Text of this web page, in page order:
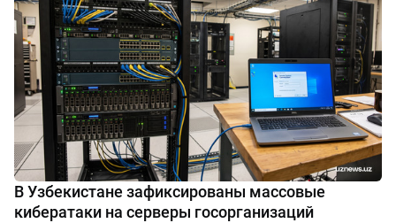
В Узбекистане зафиксированы массовые
кибератаки на серверы госорганизаций